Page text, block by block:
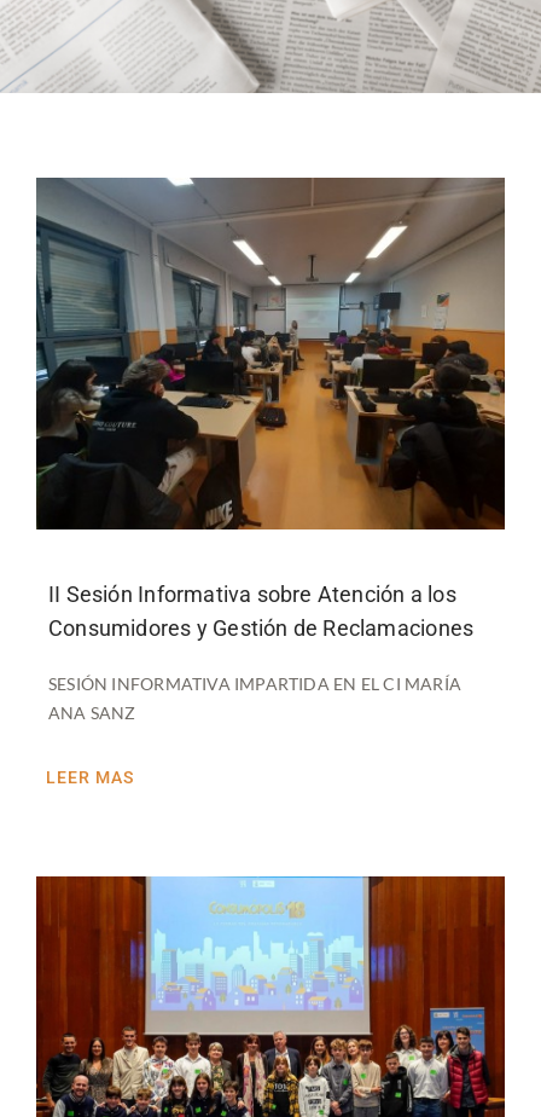
NOTICIAS
CONTACTA
METAVERSO
II Sesión Informativa sobre Atención a los
Consumidores y Gestión de Reclamaciones
SESIÓN INFORMATIVA IMPARTIDA EN EL CI MARÍA
ANA SANZ
LEER MAS